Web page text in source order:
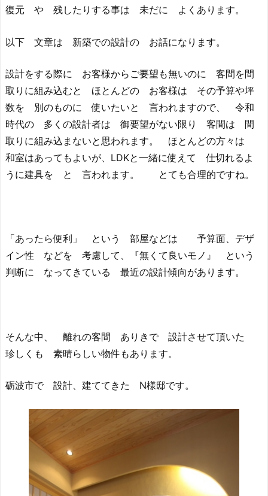
復元 や 残したりする事は 未だに よくあります。
以下 文章は 新築での設計の お話になります。
設計をする際に お客様からご要望も無いのに 客間を間
取りに組み込むと ほとんどの お客様は その予算や坪
数を 別のものに 使いたいと 言われますので、 令和
時代の 多くの設計者は 御要望がない限り 客間は 間
取りに組み込まないと思われます。 ほとんどの方々は
和室はあってもよいが、LDKと一緒に使えて 仕切れるよ
うに建具を と 言われます。 とても合理的ですね。
「あったら便利」 という 部屋などは 予算面、デザ
イン性 などを 考慮して、『無くて良いモノ』 という
判断に なってきている 最近の設計傾向があります。
そんな中、 離れの客間 ありきで 設計させて頂いた
珍しくも 素晴らしい物件もあります。
砺波市で 設計、建ててきた N様邸です。